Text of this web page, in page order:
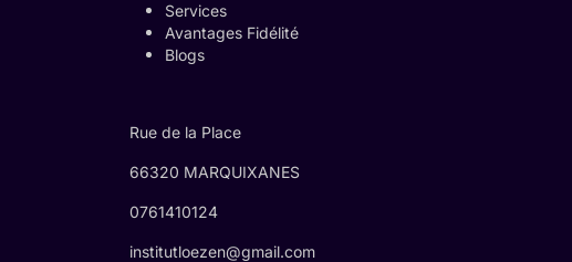
Services
Avantages Fidélité
Blogs
Rue de la Place
66320 MARQUIXANES
0761410124
institutloezen@gmail.com